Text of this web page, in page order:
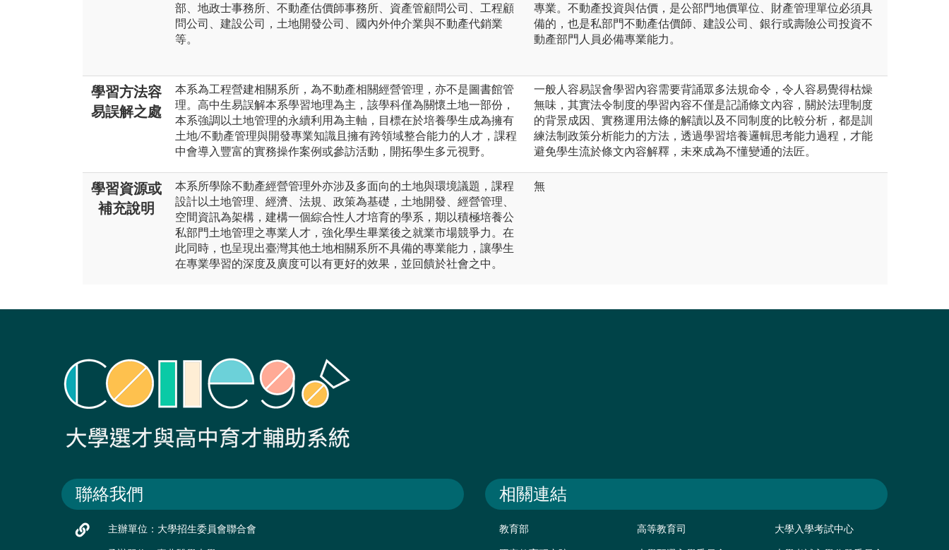
部、地政士事務所、不動產估價師事務所、資產管顧問公司、工程顧
問公司、建設公司，土地開發公司、國內外仲介業與不動產代銷業
等。
專業。不動產投資與估價，是公部門地價單位、財產管理單位必須具
備的，也是私部門不動產估價師、建設公司、銀行或壽險公司投資不
動產部門人員必備專業能力。
學習方法容
易誤解之處
本系為工程營建相關系所，為不動產相關經營管理，亦不是圖書館管
理。高中生易誤解本系學習地理為主，該學科僅為關懷土地一部份，
本系強調以土地管理的永續利用為主軸，目標在於培養學生成為擁有
土地/不動產管理與開發專業知識且擁有跨領域整合能力的人才，課程
中會導入豐富的實務操作案例或參訪活動，開拓學生多元視野。
一般人容易誤會學習內容需要背誦眾多法規命令，令人容易覺得枯燥
無味，其實法令制度的學習內容不僅是記誦條文內容，關於法理制度
的背景成因、實務運用法條的解讀以及不同制度的比較分析，都是訓
練法制政策分析能力的方法，透過學習培養邏輯思考能力過程，才能
避免學生流於條文內容解釋，未來成為不懂變通的法匠。
學習資源或
補充說明
本系所學除不動產經營管理外亦涉及多面向的土地與環境議題，課程
設計以土地管理、經濟、法規、政策為基礎，土地開發、經營管理、
空間資訊為架構，建構一個綜合性人才培育的學系，期以積極培養公
私部門土地管理之專業人才，強化學生畢業後之就業市場競爭力。在
此同時，也呈現出臺灣其他土地相關系所不具備的專業能力，讓學生
在專業學習的深度及廣度可以有更好的效果，並回饋於社會之中。
無
聯絡我們
主辦單位：大學招生委員會聯合會
相關連結
教育部 高等教育司 大學入學考試中心